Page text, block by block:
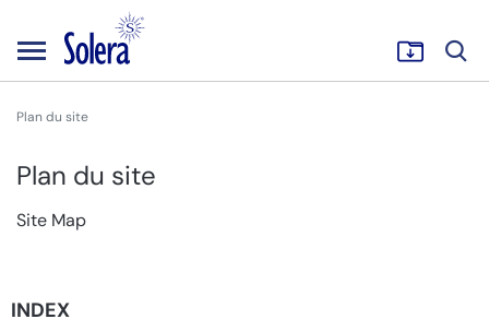
Plan du site
Plan du site
Site Map
INDEX